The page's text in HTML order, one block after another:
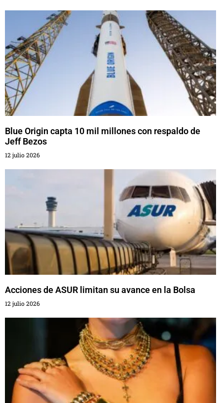
Blue Origin capta 10 mil millones con respaldo de
Jeff Bezos
12 julio 2026
Acciones de ASUR limitan su avance en la Bolsa
12 julio 2026